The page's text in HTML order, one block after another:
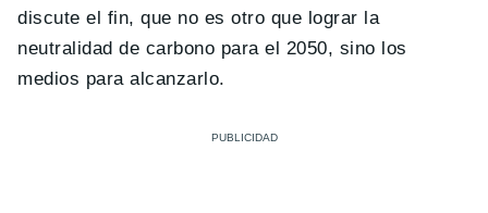
discute el fin, que no es otro que lograr la
neutralidad de carbono para el 2050, sino los
medios para alcanzarlo.